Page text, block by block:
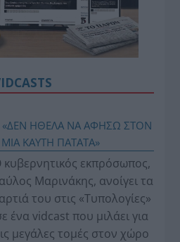
ΗΘΕΛΑ ΝΑ ΑΦΗΣΩ ΣΤΟΝ
ΚΑΥΤΗ ΠΑΤΑΤΑ»
κυβερνητικός εκπρόσωπος,
Μαρινάκης, ανοίγει τα
του στις «Τυπολογίες»
ένα vidcast που μιλάει για
μεγάλες τομές στον χώρο